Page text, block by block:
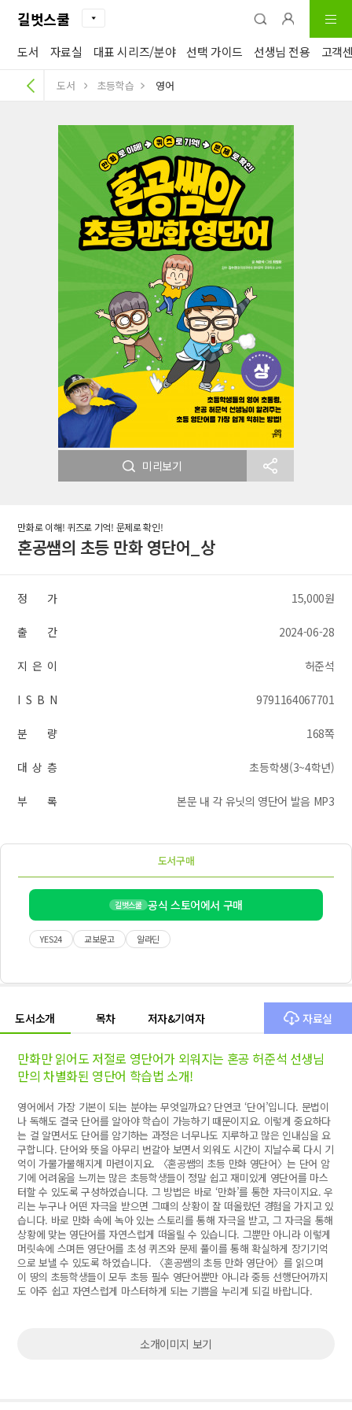
길벗스쿨
도서 자료실 대표 시리즈/분야 선택 가이드 선생님 전용 고객
도서 초등학습 영어
미리보기
만화로 이해! 퀴즈로 기억! 문제로 확인!
혼공쌤의 초등 만화 영단어_상
정 가 15,000원
출 간 2024-06-28
지 은 이 허준석
I S B N 9791164067701
분 량 168쪽
대 상 층 초등학생(3~4학년)
부 록 본문 내 각 유닛의 영단어 발음 MP3
도서구매
길벗스쿨 공식 스토어에서 구매
YES24 교보문고 알라딘
도서소개 목차 저자&기여자 자료실
만화만 읽어도 저절로 영단어가 외워지는 혼공 허준석 선생님
만의 차별화된 영단어 학습법 소개!
영어에서 가장 기본이 되는 분야는 무엇일까요? 단연코 ‘단어’입니다. 문법이
나 독해도 결국 단어를 알아야 학습이 가능하기 때문이지요. 이렇게 중요하다
는 걸 알면서도 단어를 암기하는 과정은 너무나도 지루하고 많은 인내심을 요
구합니다. 단어와 뜻을 아무리 번갈아 보면서 외워도 시간이 지날수록 다시 기
억이 가물가물해지게 마련이지요. 〈혼공쌤의 초등 만화 영단어〉는 단어 암
기에 어려움을 느끼는 많은 초등학생들이 정말 쉽고 재미있게 영단어를 마스
터할 수 있도록 구성하였습니다. 그 방법은 바로 ‘만화’를 통한 자극이지요. 우
리는 누구나 어떤 자극을 받으면 그때의 상황이 잘 떠올랐던 경험을 가지고 있
습니다. 바로 만화 속에 녹아 있는 스토리를 통해 자극을 받고, 그 자극을 통해
상황에 맞는 영단어를 자연스럽게 떠올릴 수 있습니다. 그뿐만 아니라 이렇게
머릿속에 스며든 영단어를 초성 퀴즈와 문제 풀이를 통해 확실하게 장기기억
으로 보낼 수 있도록 하였습니다. 〈혼공쌤의 초등 만화 영단어〉를 읽으며
이 땅의 초등학생들이 모두 초등 필수 영단어뿐만 아니라 중등 선행단어까지
도 아주 쉽고 자연스럽게 마스터하게 되는 기쁨을 누리게 되길 바랍니다.
소개이미지 보기